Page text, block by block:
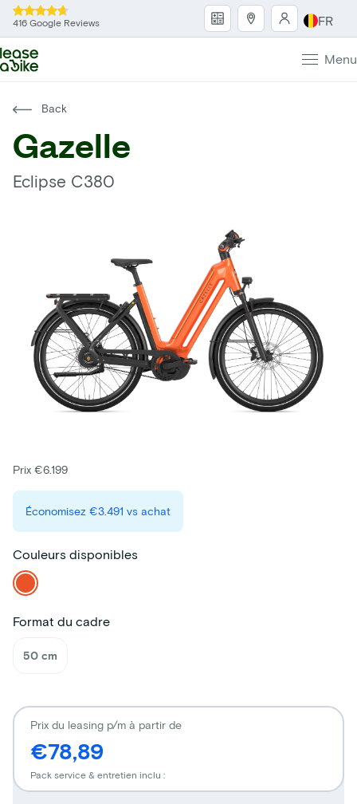
416 Google Reviews FR
Menu
Back
Gazelle
Eclipse C380
Prix €6.199
Économisez €3.491 vs achat
Couleurs disponibles
Format du cadre
50 cm
Prix du leasing p/m à partir de
€78,89
Pack service & entretien inclu :